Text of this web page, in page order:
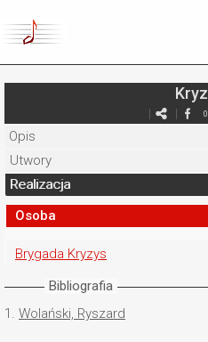
0
Opis
Utwory
Realizacja
Osoba
Brygada Kryzys
Bibliografia
1. Wolański, Ryszard